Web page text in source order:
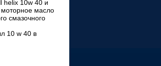
helix 10w 40 и
моторное масло
смазочного
10 w 40 в